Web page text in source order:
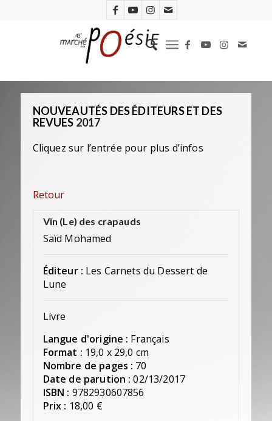
NOUVEAUTÉS DES ÉDITEURS ET DES
REVUES 2017
Cliquez sur l’entrée pour plus d’infos
Retour
Vin (Le) des crapauds
Saïd Mohamed
Éditeur : Les Carnets du Dessert de
Lune
Livre
Langue d'origine : Français
Format : 19,0 x 29,0 cm
Nombre de pages : 70
Date de parution : 02/13/2017
ISBN : 9782930607856
Prix : 18,00 €